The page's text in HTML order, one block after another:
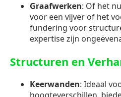
Graafwerken: Of het
voor een vijver of het
fundering voor
expertise zijn
Structuren en
Keerwanden: Ideaal